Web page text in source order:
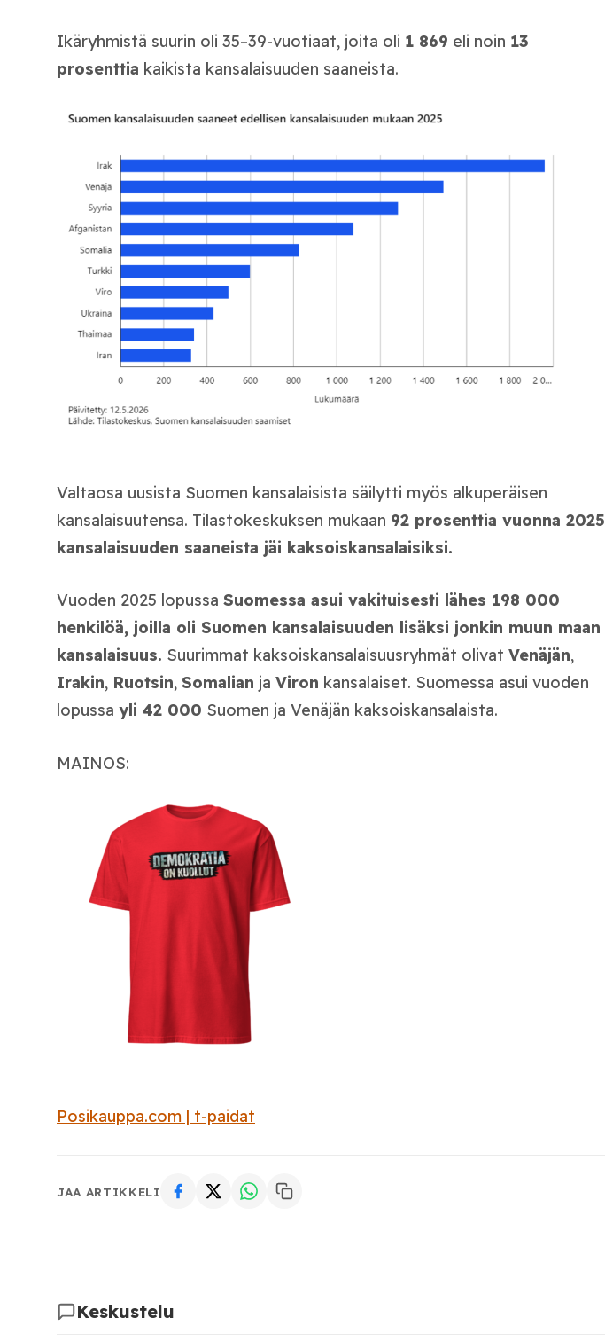
Ikäryhmistä suurin oli 35–39-vuotiaat, joita oli 1 869 eli noin 13
prosenttia kaikista kansalaisuuden saaneista.
Valtaosa uusista Suomen kansalaisista säilytti myös alkuperäisen
kansalaisuutensa. Tilastokeskuksen mukaan 92 prosenttia vuonna 2025
kansalaisuuden saaneista jäi kaksoiskansalaisiksi.
Vuoden 2025 lopussa Suomessa asui vakituisesti lähes 198 000
henkilöä, joilla oli Suomen kansalaisuuden lisäksi jonkin muun maan
kansalaisuus. Suurimmat kaksoiskansalaisuusryhmät olivat Venäjän,
Irakin, Ruotsin, Somalian ja Viron kansalaiset. Suomessa asui vuoden
lopussa yli 42 000 Suomen ja Venäjän kaksoiskansalaista.
MAINOS:
Posikauppa.com | t-paidat
JAA ARTIKKELI
Keskustelu